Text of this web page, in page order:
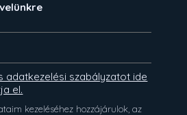
adatkezelési szabályzatot ide
el.
kezeléséhez hozzájárulok, az